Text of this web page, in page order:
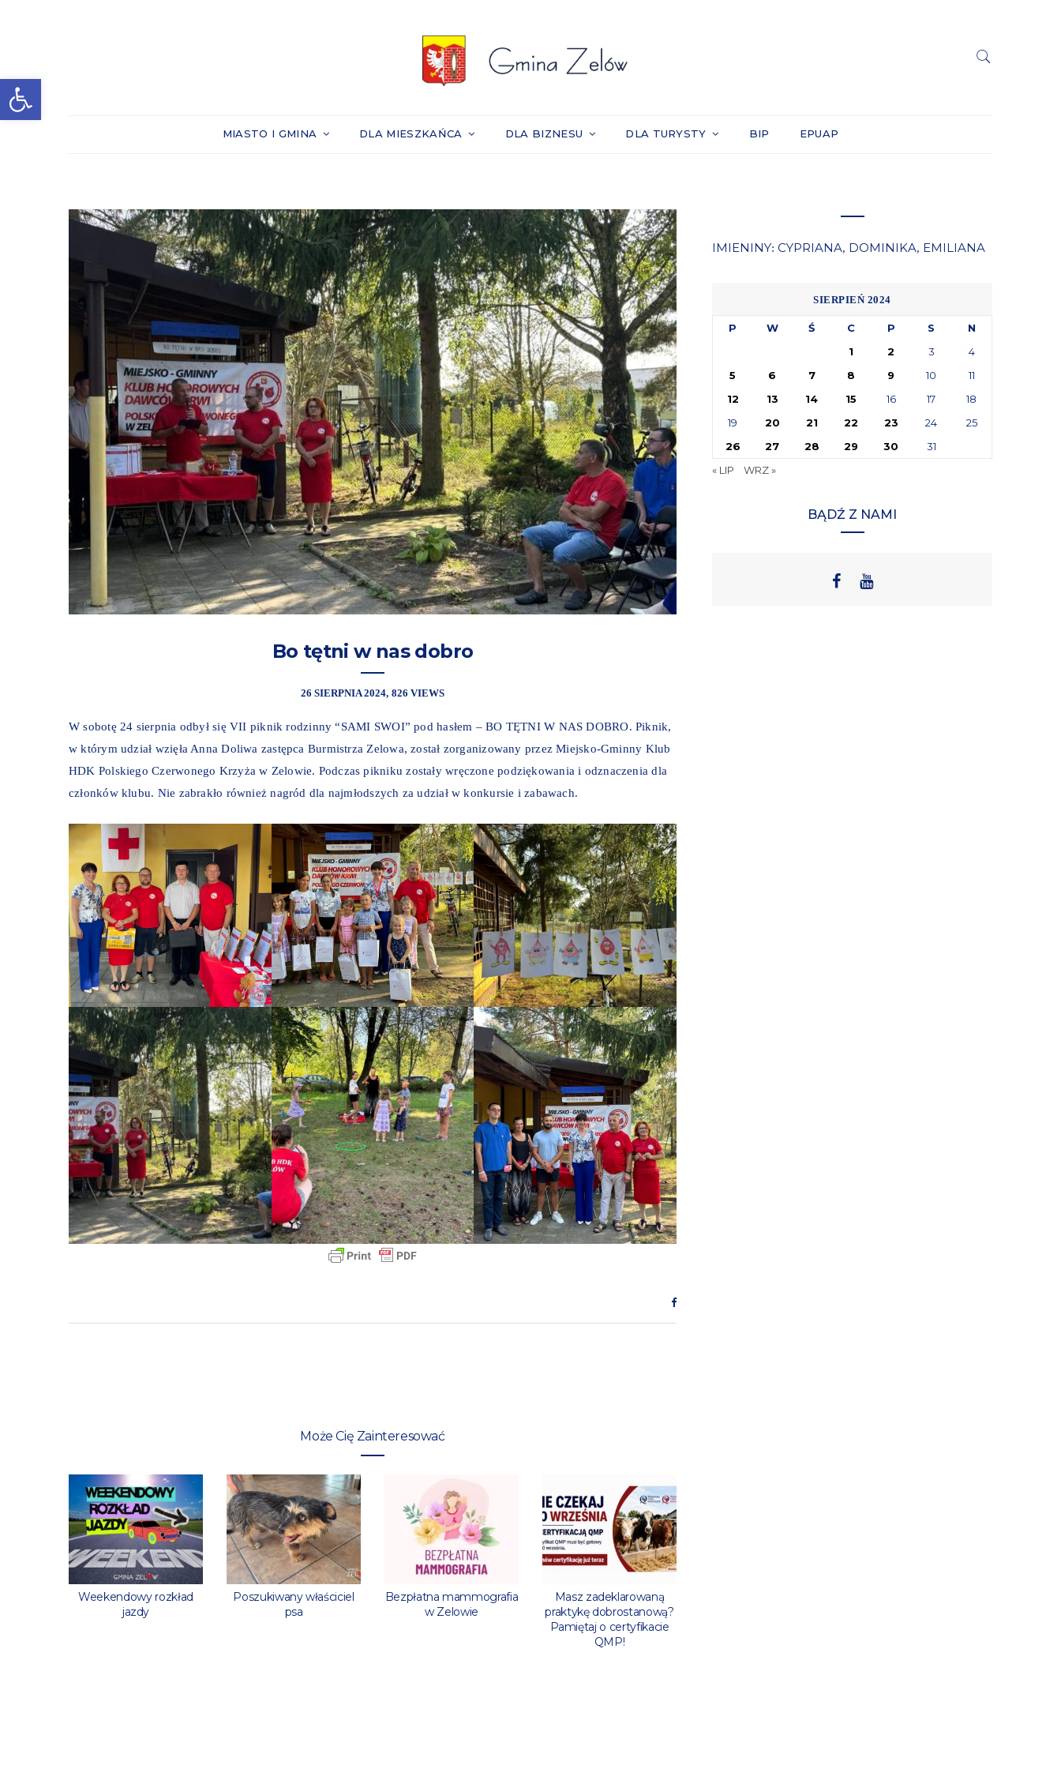
Otwórz pasek narzędzi
MIASTO I GMINA DLA MIESZKAŃCA DLA BIZNESU DLA TURYSTY BIP EPUAP
Bo tętni w nas dobro
26 SIERPNIA 2024 826 VIEWS
W sobotę 24 sierpnia odbył się VII piknik rodzinny “SAMI SWOI” pod hasłem – BO TĘTNI W NAS DOBRO. Piknik,
w którym udział wzięła Anna Doliwa zastępca Burmistrza Zelowa, został zorganizowany przez Miejsko-Gminny Klub
HDK Polskiego Czerwonego Krzyża w Zelowie. Podczas pikniku zostały wręczone podziękowania i odznaczenia dla
członków klubu. Nie zabrakło również nagród dla najmłodszych za udział w konkursie i zabawach.
Może Cię Zainteresować
Weekendowy rozkład
jazdy
Poszukiwany właściciel
psa
Bezpłatna mammografia
w Zelowie
Masz zadeklarowaną
praktykę dobrostanową?
Pamiętaj o certyfikacie
QMP!
IMIENINY: CYPRIANA, DOMINIKA, EMILIANA
SIERPIEŃ 2024
P W Ś C P S
N
1
2 3
4
5
6 7 8 9 10
11
12
13 14 15 16 17
18
19
20 21 22 23 24
25
26
27 28 29 30
31
« LIP
WRZ »
BĄDŹ Z NAMI